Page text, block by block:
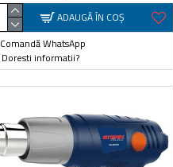
ADAUGĂ ÎN COŞ
Comandă WhatsApp
Doresti informatii?